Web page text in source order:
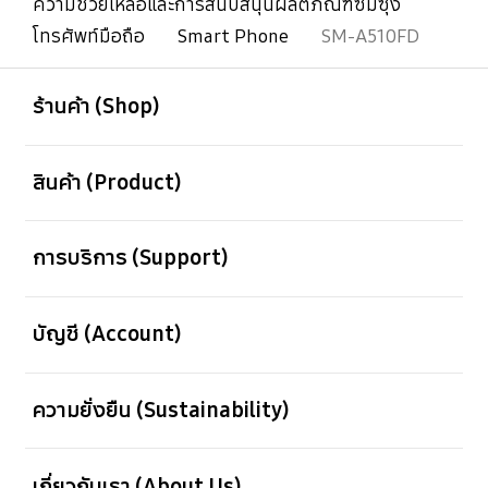
โทรศัพท์มือถือ
Smart Phone SM-A510FD
ร้านค้า (Shop)
สินค้า (Product)
การบริการ (Support)
บัญชี (Account)
ความยั่งยืน (Sustainability)